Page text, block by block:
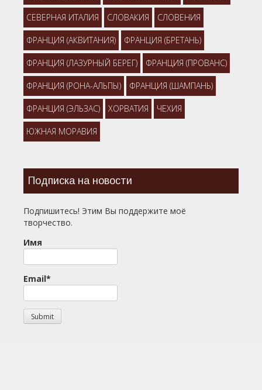
СЕВЕРНАЯ ИТАЛИЯ СЛОВАКИЯ СЛОВЕНИЯ
ФРАНЦИЯ (АКВИТАНИЯ) ФРАНЦИЯ (БРЕТАНЬ)
ФРАНЦИЯ (ЛАЗУРНЫЙ БЕРЕГ) ФРАНЦИЯ (ПРОВАНС)
ФРАНЦИЯ (РОНА-АЛЬПЫ) ФРАНЦИЯ (ШАМПАНЬ)
ФРАНЦИЯ (ЭЛЬЗАС) ХОРВАТИЯ ЧЕХИЯ
ЮЖНАЯ МОРАВИЯ
Подписка на новости
Подпишитесь! Этим Вы поддержите моё
творчество.
Имя
Email*